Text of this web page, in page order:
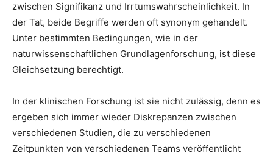
zwischen Signifikanz und Irrtumswahrscheinlichkeit. In
der Tat, beide Begriffe werden oft synonym gehandelt.
Unter bestimmten Bedingungen, wie in der
naturwissenschaftlichen Grundlagenforschung, ist diese
Gleichsetzung berechtigt.
In der klinischen Forschung ist sie nicht zulässig, denn es
ergeben sich immer wieder Diskrepanzen zwischen
verschiedenen Studien, die zu verschiedenen
Zeitpunkten von verschiedenen Teams veröffentlicht